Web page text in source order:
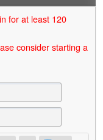
for at least 120
consider starting a